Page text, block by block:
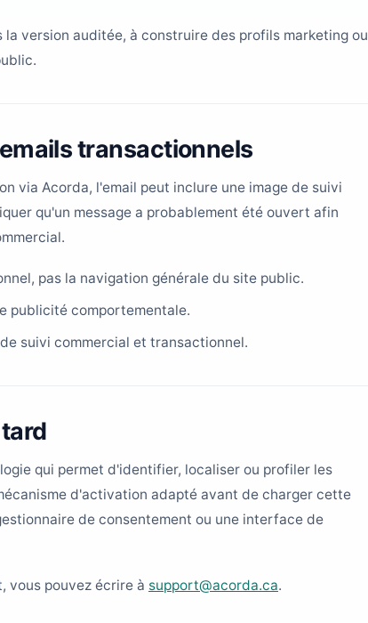
la version auditée, à construire des profils marketing ou
transactionnels
via Acorda, l'email peut inclure une image de suivi
qu'un message a probablement été ouvert afin
pas la navigation générale du site public.
publicité comportementale.
suivi commercial et transactionnel.
qui permet d'identifier, localiser ou profiler les
d'activation adapté avant de charger cette
de consentement ou une interface de
vous pouvez écrire à support@acorda.ca.